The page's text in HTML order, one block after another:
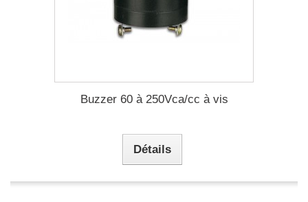
Buzzer 60 à 250Vca/cc à vis
Détails